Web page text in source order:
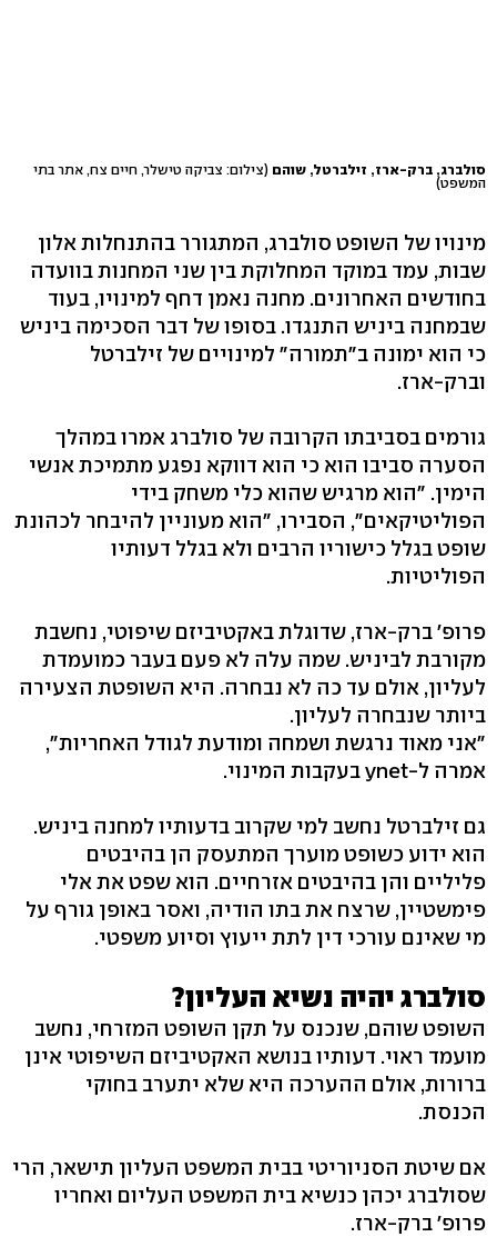
סולברג, ברק-ארז, זילברטל, שוהם (צילום: צביקה טישלר, חיים צח, אתר בתי
המשפט)
מינויו של השופט סולברג, המתגורר בהתנחלות אלון
שבות, עמד במוקד המחלוקת בין שני המחנות בוועדה
בחודשים האחרונים. מחנה נאמן דחף למינויו, בעוד
שבמחנה ביניש התנגדו. בסופו של דבר הסכימה ביניש
כי הוא ימונה ב"תמורה" למינויים של זילברטל
וברק-ארז.
גורמים בסביבתו הקרובה של סולברג אמרו במהלך
הסערה סביבו הוא כי הוא דווקא נפגע מתמיכת אנשי
הימין. "הוא מרגיש שהוא כלי משחק בידי
הפוליטיקאים", הסבירו, "הוא מעוניין להיבחר לכהונת
שופט בגלל כישוריו הרבים ולא בגלל דעותיו
הפוליטיות.
פרופ' ברק-ארז, שדוגלת באקטיביזם שיפוטי, נחשבת
מקורבת לביניש. שמה עלה לא פעם בעבר כמועמדת
לעליון, אולם עד כה לא נבחרה. היא השופטת הצעירה
ביותר שנבחרה לעליון.
"אני מאוד נרגשת ושמחה ומודעת לגודל האחריות",
אמרה ל-ynet בעקבות המינוי.
גם זילברטל נחשב למי שקרוב בדעותיו למחנה ביניש.
הוא ידוע כשופט מוערך המתעסק הן בהיבטים
פליליים והן בהיבטים אזרחיים. הוא שפט את אלי
פימשטיין, שרצח את בתו הודיה, ואסר באופן גורף על
מי שאינם עורכי דין לתת ייעוץ וסיוע משפטי.
סולברג יהיה נשיא העליון?
השופט שוהם, שנכנס על תקן השופט המזרחי, נחשב
מועמד ראוי. דעותיו בנושא האקטיביזם השיפוטי אינן
ברורות, אולם ההערכה היא שלא יתערב בחוקי
הכנסת.
אם שיטת הסניוריטי בבית המשפט העליון תישאר, הרי
שסולברג יכהן כנשיא בית המשפט העליום ואחריו
פרופ' ברק-ארז.